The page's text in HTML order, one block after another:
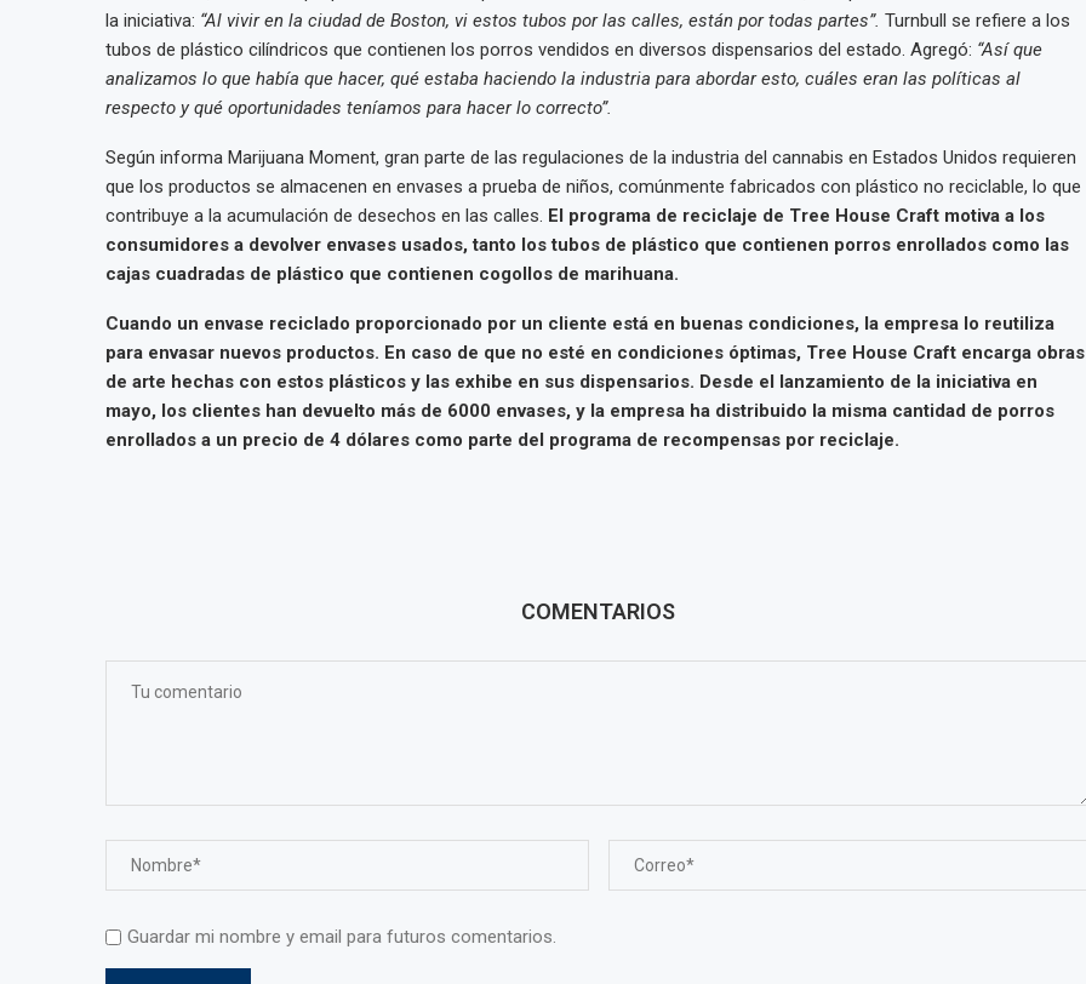
la iniciativa: “Al vivir en la ciudad de Boston, vi estos tubos por las calles, están por todas partes”. Turnbull se refiere a los
tubos de plástico cilíndricos que contienen los porros vendidos en diversos dispensarios del estado. Agregó: “Así que
analizamos lo que había que hacer, qué estaba haciendo la industria para abordar esto, cuáles eran las políticas al
respecto y qué oportunidades teníamos para hacer lo correcto”.
Según informa Marijuana Moment, gran parte de las regulaciones de la industria del cannabis en Estados Unidos requieren
que los productos se almacenen en envases a prueba de niños, comúnmente fabricados con plástico no reciclable, lo que
contribuye a la acumulación de desechos en las calles. El programa de reciclaje de Tree House Craft motiva a los
consumidores a devolver envases usados, tanto los tubos de plástico que contienen porros enrollados como las
cajas cuadradas de plástico que contienen cogollos de marihuana.
Cuando un envase reciclado proporcionado por un cliente está en buenas condiciones, la empresa lo reutiliza
para envasar nuevos productos. En caso de que no esté en condiciones óptimas, Tree House Craft encarga obras
de arte hechas con estos plásticos y las exhibe en sus dispensarios. Desde el lanzamiento de la iniciativa en
mayo, los clientes han devuelto más de 6000 envases, y la empresa ha distribuido la misma cantidad de porros
enrollados a un precio de 4 dólares como parte del programa de recompensas por reciclaje.
COMENTARIOS
Guardar mi nombre y email para futuros comentarios.